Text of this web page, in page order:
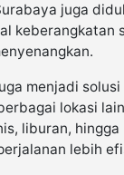
juga
keberangkatan
menjadi
lokasi
liburan,
lebih